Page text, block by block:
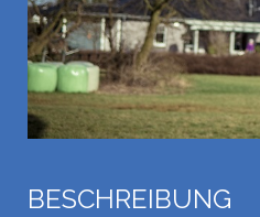
BESCHREIBUNG